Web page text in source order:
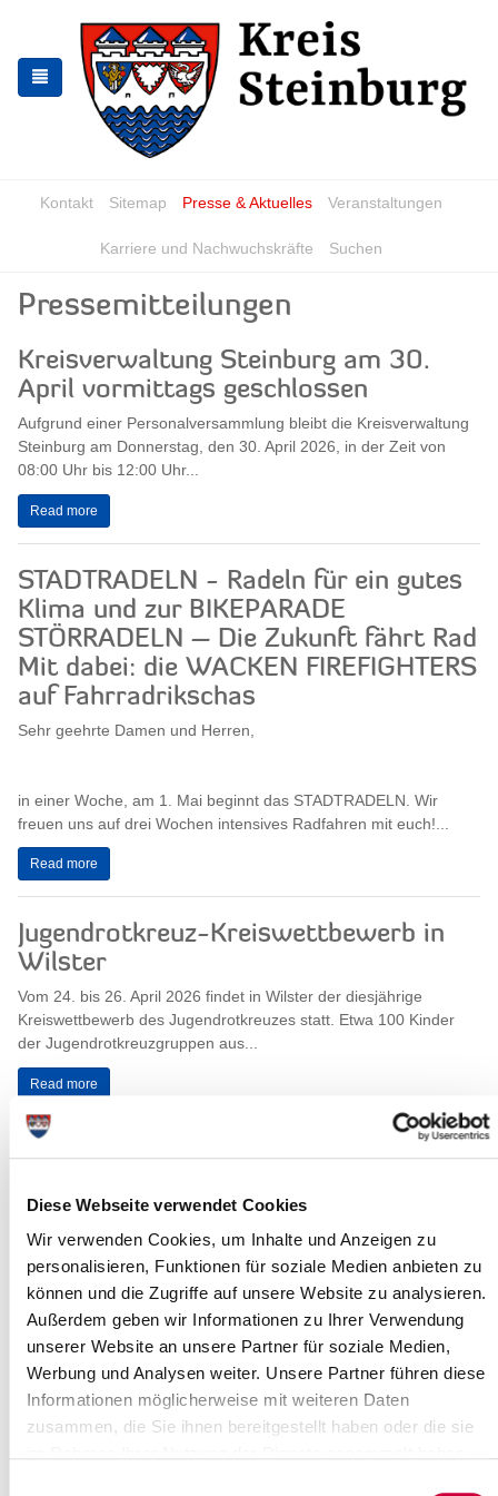
Diese Webseite verwendet Cookies
Wir verwenden Cookies, um Inhalte und Anzeigen zu
personalisieren, Funktionen für soziale Medien anbieten zu
können und die Zugriffe auf unsere Website zu analysieren.
Außerdem geben wir Informationen zu Ihrer Verwendung
unserer Website an unsere Partner für soziale Medien,
Werbung und Analysen weiter. Unsere Partner führen diese
Informationen möglicherweise mit weiteren Daten
zusammen, die Sie ihnen bereitgestellt haben oder die sie
springen
springen
Kontakt Sitemap Presse & Aktuelles Veranstaltungen
Karriere und Nachwuchskräfte Suchen
Pressemitteilungen
Kreisverwaltung Steinburg am 30.
April vormittags geschlossen
Aufgrund einer Personalversammlung bleibt die Kreisverwaltung
Steinburg am Donnerstag, den 30. April 2026, in der Zeit von
08:00 Uhr bis 12:00 Uhr...
Read more
STADTRADELN - Radeln für ein gutes
Klima und zur BIKEPARADE
STÖRRADELN – Die Zukunft fährt Rad
Mit dabei: die WACKEN FIREFIGHTERS
auf Fahrradrikschas
Sehr geehrte Damen und Herren,
in einer Woche, am 1. Mai beginnt das STADTRADELN. Wir
freuen uns auf drei Wochen intensives Radfahren mit euch!...
Read more
Jugendrotkreuz-Kreiswettbewerb in
Wilster
Vom 24. bis 26. April 2026 findet in Wilster der diesjährige
Kreiswettbewerb des Jugendrotkreuzes statt. Etwa 100 Kinder
der Jugendrotkreuzgruppen aus...
Read more
Kreis Steinburg: Kreishausneubau in
Hindernisse
„Also, Parken ist schlecht hier heute!“ bemerkt Tobias Rückerl,
Bauausschussvorsitzender im Kreis Steinburg. „So geht Baustelle
– endlich mal fünfzig...
Katastrophenschutzübung in Itzehoe
Nord